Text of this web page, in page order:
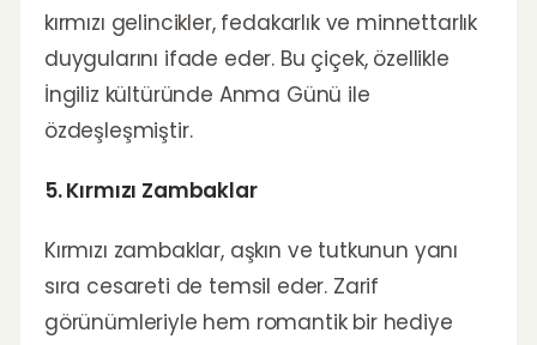
kırmızı gelincikler, fedakarlık ve minnettarlık
duygularını ifade eder. Bu çiçek, özellikle
İngiliz kültüründe Anma Günü ile
özdeşleşmiştir.
5. Kırmızı Zambaklar
Kırmızı zambaklar, aşkın ve tutkunun yanı
sıra cesareti de temsil eder. Zarif
görünümleriyle hem romantik bir hediye